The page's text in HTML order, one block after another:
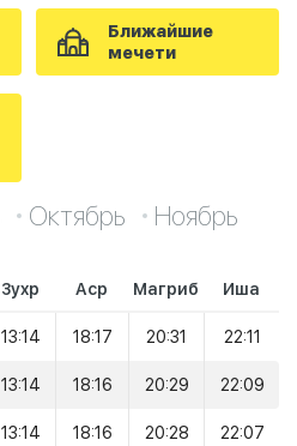
Ближайшие
мечети
Октябрь Ноябрь
Зухр Аср Магриб Иша
13:14 18:17 20:31 22:11
13:14 18:16 20:29 22:09
13:14 18:16 20:28 22:07